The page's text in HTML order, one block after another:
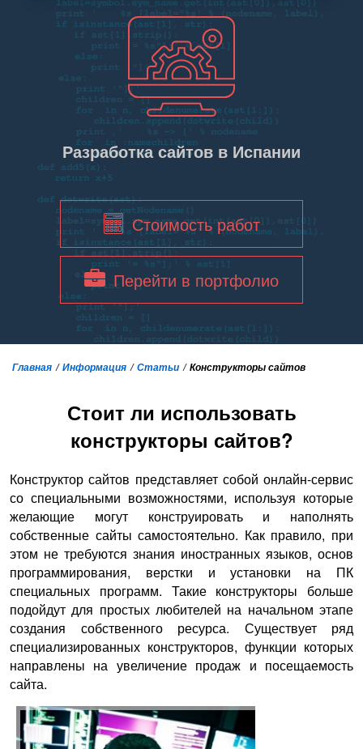
Разработка сайтов в Испании
Стоимость работ
Перейти в портфолио
Главная Информация Статьи Конструкторы сайтов
Стоит ли использовать
конструкторы сайтов?
Конструктор сайтов представляет собой онлайн-сервис
со специальными возможностями, используя которые
желающие могут конструировать и наполнять
собственные сайты самостоятельно. Как правило, при
этом не требуются знания иностранных языков, основ
программирования, верстки и установки на ПК
специальных программ. Такие конструкторы больше
подойдут для простых любителей на начальном этапе
создания собственного ресурса. Существует ряд
специализированных конструкторов, функции которых
направлены на увеличение продаж и посещаемость
сайта.